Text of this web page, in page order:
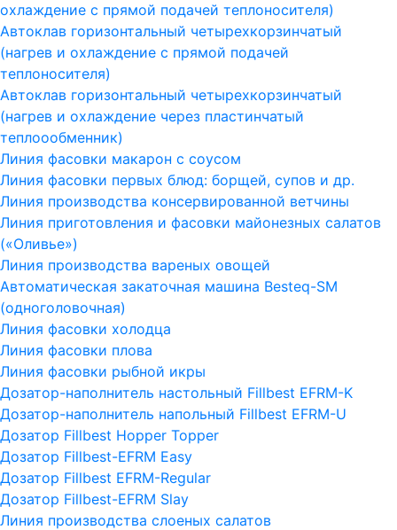
охлаждение с прямой подачей теплоносителя)
Автоклав горизонтальный четырехкорзинчатый
(нагрев и охлаждение с прямой подачей
теплоносителя)
Автоклав горизонтальный четырехкорзинчатый
(нагрев и охлаждение через пластинчатый
теплоообменник)
Линия фасовки макарон с соусом
Линия фасовки первых блюд: борщей, супов и др.
Линия производства консервированной ветчины
Линия приготовления и фасовки майонезных салатов
(«Оливье»)
Линия производства вареных овощей
Автоматическая закаточная машина Besteq-SM
(одноголовочная)
Линия фасовки холодца
Линия фасовки плова
Линия фасовки рыбной икры
Дозатор-наполнитель настольный Fillbest EFRM-K
Дозатор-наполнитель напольный Fillbest EFRM-U
Дозатор Fillbest Hopper Topper
Дозатор Fillbest-EFRM Easy
Дозатор Fillbest EFRM-Regular
Дозатор Fillbest-EFRM Slay
Линия производства слоеных салатов